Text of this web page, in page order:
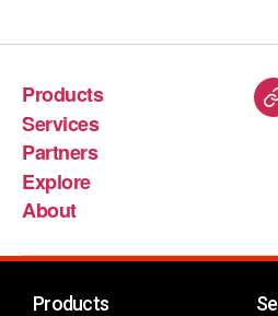
Products
Services
Partners
Explore
About
Products